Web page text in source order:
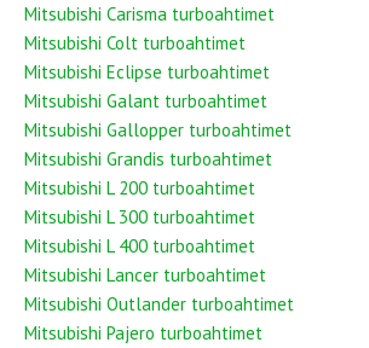
Mitsubishi Carisma turboahtimet
Mitsubishi Colt turboahtimet
Mitsubishi Eclipse turboahtimet
Mitsubishi Galant turboahtimet
Mitsubishi Gallopper turboahtimet
Mitsubishi Grandis turboahtimet
Mitsubishi L 200 turboahtimet
Mitsubishi L 300 turboahtimet
Mitsubishi L 400 turboahtimet
Mitsubishi Lancer turboahtimet
Mitsubishi Outlander turboahtimet
Mitsubishi Pajero turboahtimet